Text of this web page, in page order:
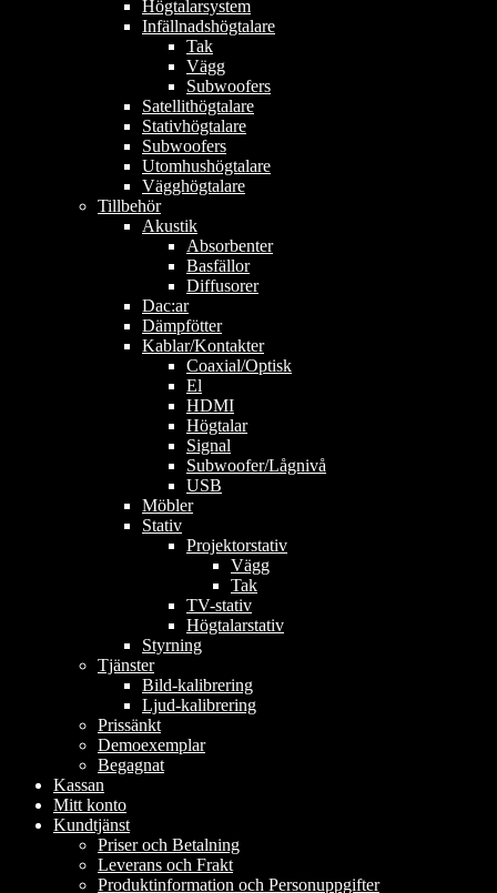
Högtalarsystem
Infällnadshögtalare
Tak
Vägg
Subwoofers
Satellithögtalare
Stativhögtalare
Subwoofers
Utomhushögtalare
Vägghögtalare
Tillbehör
Akustik
Absorbenter
Basfällor
Diffusorer
Dac:ar
Dämpfötter
Kablar/Kontakter
Coaxial/Optisk
El
HDMI
Högtalar
Signal
Subwoofer/Lågnivå
USB
Möbler
Stativ
Projektorstativ
Vägg
Tak
TV-stativ
Högtalarstativ
Styrning
Tjänster
Bild-kalibrering
Ljud-kalibrering
Prissänkt
Demoexemplar
Begagnat
Kassan
Mitt konto
Kundtjänst
Priser och Betalning
Leverans och Frakt
Produktinformation och Personuppgifter